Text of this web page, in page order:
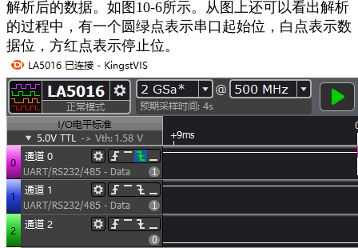
解析后的数据。如图 10-6所示。从图上还可以看出解析
的过程中，有一个圆绿点表示串口起始位，白点表示数
据位，方红点表示停止位。